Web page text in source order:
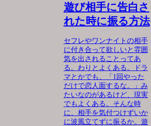
遊び相手に告白さ
れた時に振る方法
セフレやワンナイトの相手
に付き合って欲しいと雰囲
気を出されることってあ
る。わりとよくある。ドラ
マとかでも、「1回やった
だけで恋人面するな。」み
たいなのがあるけど、現実
でもよくある。そんな時
に、相手を気付つけずいか
に波風立てずに振るか。遊